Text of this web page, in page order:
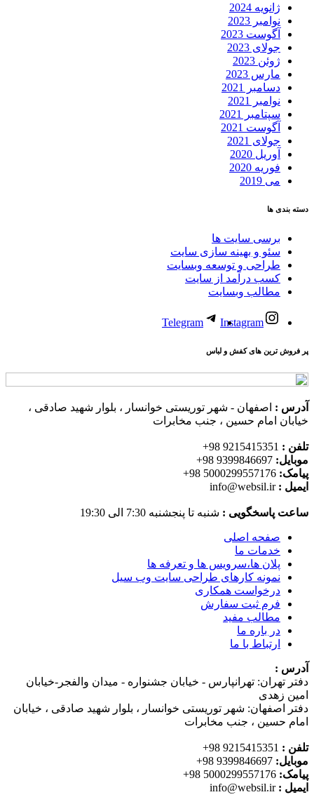
ژانویه 2024
نوامبر 2023
آگوست 2023
جولای 2023
ژوئن 2023
مارس 2023
دسامبر 2021
نوامبر 2021
سپتامبر 2021
آگوست 2021
جولای 2021
آوریل 2020
فوریه 2020
می 2019
دسته بندی ها
برسی سایت ها
سئو و بهینه سازی سایت
طراحی و توسعه وبسایت
کسب درآمد از سایت
مطالب وبسایت
Instagram
Telegram
پر فروش ترین های کفش و لباس
آدرس : اصفهان - شهر توریستی خوانسار ، بلوار شهید صادقی ،
خیابان امام حسین ، جنب مخابرات
تلفن :
موبایل:
پیامک:
ایمیل : info@websil.ir
ساعت پاسخگویی : شنبه تا پنجشنبه 7:30 الی 19:30
صفحه اصلی
خدمات ما
پلان ها،سرویس ها و تعرفه ها
نمونه کارهای طراحی سایت وب سیل
درخواست همکاری
فرم ثبت سفارش
مطالب مفید
در باره ما
ارتباط با ما
آدرس :
دفتر تهران: تهرانپارس - خیابان جشنواره - میدان والفجر-خیابان
امین زهدی
دفتر اصفهان: شهر توریستی خوانسار ، بلوار شهید صادقی ، خیابان
امام حسین ، جنب مخابرات
تلفن :
موبایل:
پیامک:
ایمیل : info@websil.ir